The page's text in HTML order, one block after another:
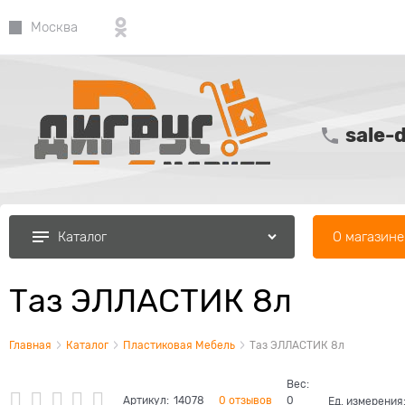
Москва
sale-
Каталог О магазине
Таз ЭЛЛАСТИК 8л
Главная Каталог Пластиковая Мебель Таз ЭЛЛАСТИК 8л
Артикул: 14078 0 отзывов
Вес:
0
Ед. измерения: